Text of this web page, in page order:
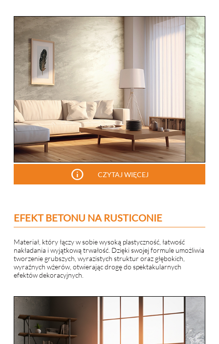
info CZYTAJ WIĘCEJ
EFEKT BETONU NA RUSTICONIE
Materiał, który łączy w sobie wysoką plastyczność, łatwość
nakładania i wyjątkową trwałość. Dzięki swojej formule umożliwia
tworzenie grubszych, wyrazistych struktur oraz głębokich,
wyraźnych wżerów, otwierając drogę do spektakularnych
efektów dekoracyjnych.